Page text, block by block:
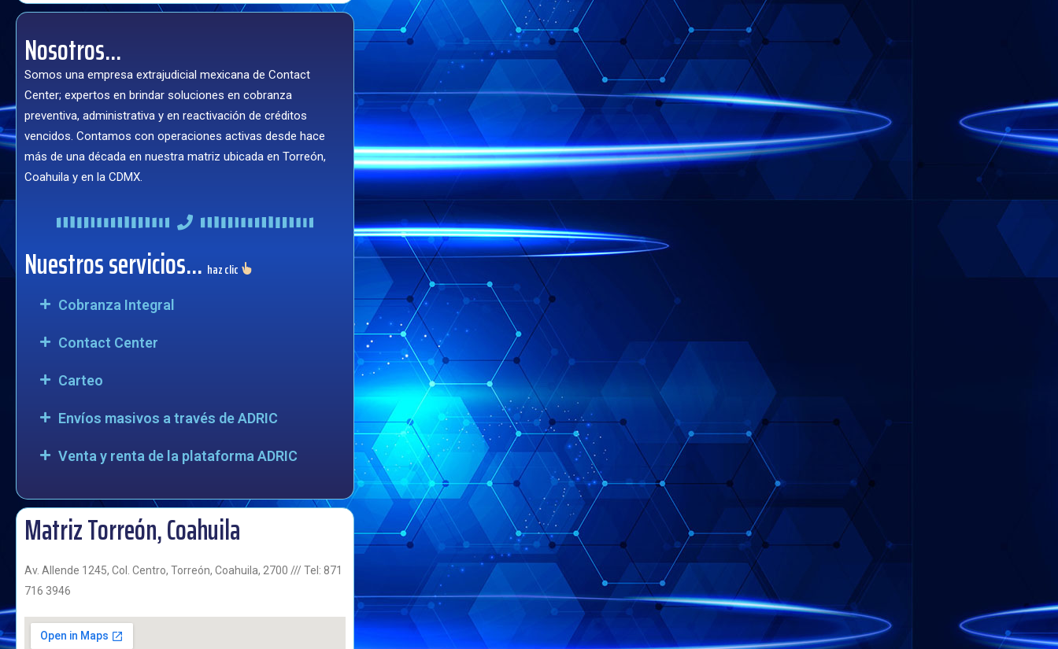
Nosotros...
Somos una empresa extrajudicial mexicana de Contact
Center; expertos en brindar soluciones en cobranza
preventiva, administrativa y en reactivación de créditos
vencidos. Contamos con operaciones activas desde hace
más de una década en nuestra matriz ubicada en Torreón,
Coahuila y en la CDMX.
Nuestros servicios... haz clic
Cobranza Integral
Contact Center
Carteo
Envíos masivos a través de ADRIC
Venta y renta de la plataforma ADRIC
Matriz Torreón, Coahuila
Av. Allende 1245, Col. Centro, Torreón, Coahuila, 2700 /// Tel: 871
716 3946